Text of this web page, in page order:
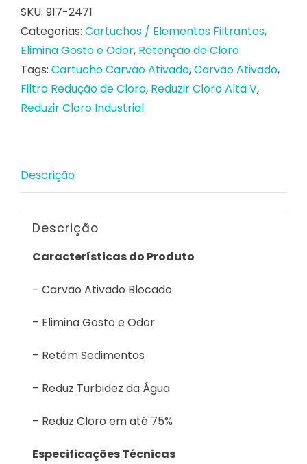
Redução
de
Cloro,
Gosto,
Odor
e
SKU: 917-2471
Categorias: Cartuchos / Elementos Filtrantes,
Elimina Gosto e Odor, Retenção de Cloro
Tags: Cartucho Carvão Ativado,Carvão Ativado,
Filtro Redução de Cloro, Reduzir Cloro Alta V,
Reduzir Cloro Industrial
Descrição
Descrição
Características do Produto
– Carvão Ativado Blocado
– Elimina Gosto e Odor
– Retém Sedimentos
– Reduz Turbidez da Água
– Reduz Cloro em até 75%
Especificações Técnicas